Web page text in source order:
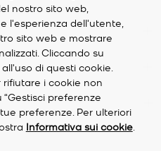
nostro sito web,
l'esperienza dell'utente,
sito web e mostrare
Cliccando su
di questi cookie.
rifiutare i cookie non
preferenze
preferenze. Per ulteriori
Informativa sui cookie.